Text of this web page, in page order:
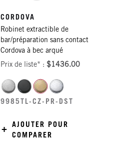
CORDOVA
Robinet extractible de
bar/préparation sans contact
Cordova à bec arqué
Prix de liste* : $1436.00
9985TL-CZ-PR-DST
AJOUTER POUR
COMPARER